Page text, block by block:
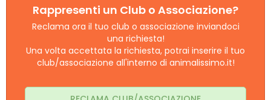
Rappresenti un Club o Associazione?
Reclama ora il tuo club o associazione inviandoci
una richiesta!
Una volta accettata la richiesta, potrai inserire il tuo
club/associazione all'interno di animalissimo.it!